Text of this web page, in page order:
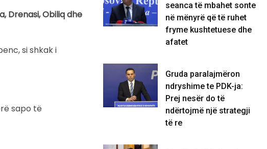
Drenasi, Obiliq dhe
si shkak i
sapo të
seanca të mbahet sonte
në mënyrë që të ruhet
fryme kushtetuese dhe
afatet
Gruda paralajmëron
ndryshime te PDK-ja:
Prej nesër do të
ndërtojmë një strategji
të re